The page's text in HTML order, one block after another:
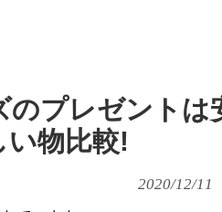
のプレゼントは
い物比較!
2020/12/11